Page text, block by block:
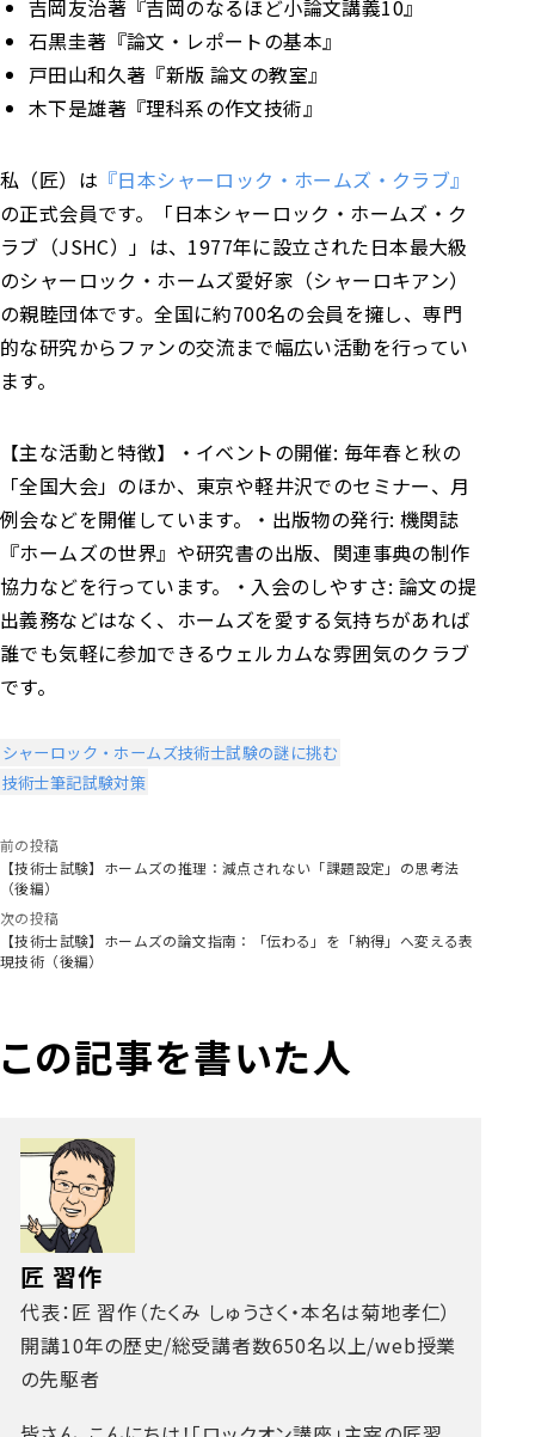
吉岡友治著『吉岡のなるほど小論文講義10』
石黒圭著『論文・レポートの基本』
戸田山和久著『新版 論文の教室』
木下是雄著『理科系の作文技術』
私（匠）は 『日本シャーロック・ホームズ・クラブ』
の正式会員です。
「日本シャーロック・ホームズ・ク
ラブ（JSHC）」は、1977年に設立された日本最大級
のシャーロック・ホームズ愛好家（シャーロキアン）
の親睦団体です。全国に約700名の会員を擁し、専門
的な研究からファンの交流まで幅広い活動を行ってい
ます。
【主な活動と特徴】
・イベントの開催: 毎年春と秋の
「全国大会」のほか、東京や軽井沢でのセミナー、月
例会などを開催しています。
・出版物の発行: 機関誌
『ホームズの世界』や研究書の出版、関連事典の制作
協力などを行っています。
・入会のしやすさ: 論文の提
出義務などはなく、ホームズを愛する気持ちがあれば
誰でも気軽に参加できるウェルカムな雰囲気のクラブ
です。
シャーロック・ホームズ技術士試験の謎に挑む
技術士筆記試験対策
前の投稿
【技術士試験】ホームズの推理：減点されない「課題設定」の思考法
（後編）
次の投稿
【技術士試験】ホームズの論文指南：「伝わる」を「納得」へ変える表
現技術（後編）
この記事を書いた人
匠 習作
代表：匠 習作（たくみ しゅうさく・本名は菊地孝仁）
開講10年の歴史/総受講者数650名以上/web授業
の先駆者